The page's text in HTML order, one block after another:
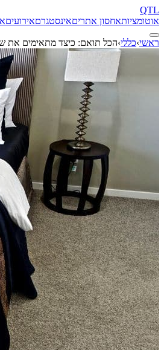
QTL
אוטומציותאחסון אתריםאינסטגרםאירועים
ראשי›כללי›הכל תואם: כיצד מתאימים את